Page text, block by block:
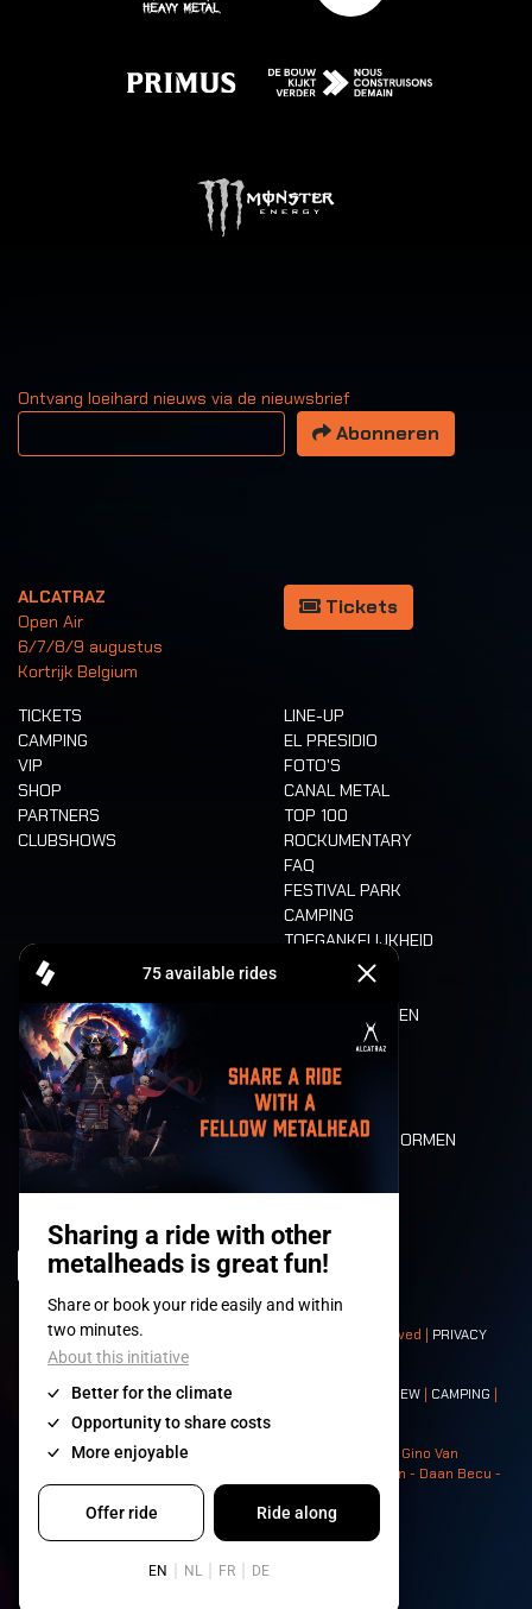
Ontvang loeihard nieuws via de nieuwsbrief
Uw email adres
Abonneren
ALCATRAZ
Open Air
6/7/8/9 augustus
Kortrijk Belgium
Tickets
TICKETS
CAMPING
VIP
SHOP
PARTNERS
CLUBSHOWS
LINE-UP
EL PRESIDIO
FOTO'S
CANAL METAL
TOP 100
ROCKUMENTARY
FAQ
FESTIVAL PARK
CAMPING
TOEGANKELIJKHEID
CASHLESS
ETEN EN DRINKEN
MOBILITEIT
LONE WOLVES
PLATTEGROND
DEATH RIDE
WAARDEN EN NORMEN
HISTORIEK
© 2008-2026- Apache Productions VZW – All rights reserved | PRIVACY
POLICY|ALGEMENE VOORWAARDEN
Contact:GENERAL| PARTNERSHIPS CREW CAMPING
| NEIGHBOURS
Photos: Ann Kermans - Hans Van Hoof - Eliaz Bruggeman - Gino Van
Lancker - Tim Tronckoe - Elsie Roymans - Stijn Verbruggen - Daan Becu -
Claus Christa - Devid Camerlynck